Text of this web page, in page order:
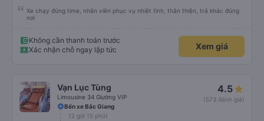
Xe chạy đúng time, nhân viên phục vụ nhiệt tình, thân thiện, trả khác đúng
nơi
Không cần thanh toán trước
Xác nhận chỗ ngay lập tức
Xem giá
Vạn Lục Tùng
Limousine 34 Giường VIP
4.5
(573 đánh giá)
Bến xe Bắc Giang
12 giờ 15 phút